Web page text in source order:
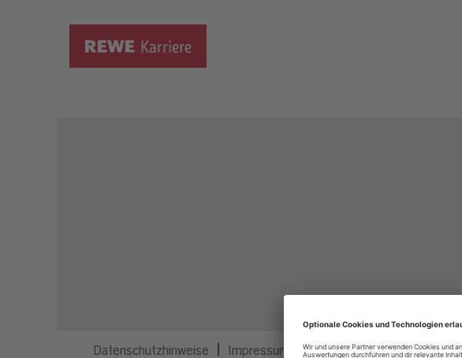
Datenschutzhinweise Impressum Privatsphäre-Einstellungen